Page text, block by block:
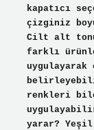
kapatıcı
çizginiz
Cilt alt
farklı
uygulayarak
renkleri
yarar?